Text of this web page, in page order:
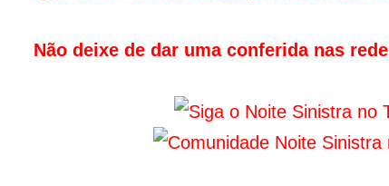
Não deixe de dar uma conferida nas